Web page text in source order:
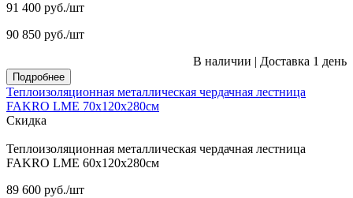
91 400 руб./шт
90 850 руб./шт
В наличии | Доставка 1 день
Подробнее
Теплоизоляционная металлическая чердачная лестница
FAKRO LME 70х120х280см
Скидка
Теплоизоляционная металлическая чердачная лестница
FAKRO LME 60х120х280см
89 600 руб./шт